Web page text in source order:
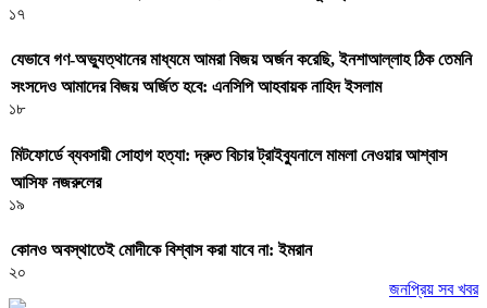
১৭
যেভাবে গণ-অভ্যুত্থানের মাধ্যমে আমরা বিজয় অর্জন করেছি, ইনশাআল্লাহ ঠিক তেমনি
সংসদেও আমাদের বিজয় অর্জিত হবে: এনসিপি আহবায়ক নাহিদ ইসলাম
১৮
মিটফোর্ডে ব্যবসায়ী সোহাগ হত্যা: দ্রুত বিচার ট্রাইব্যুনালে মামলা নেওয়ার আশ্বাস
আসিফ নজরুলের
১৯
কোনও অবস্থাতেই মোদীকে বিশ্বাস করা যাবে না: ইমরান
২০
জনপ্রিয় সব খবর